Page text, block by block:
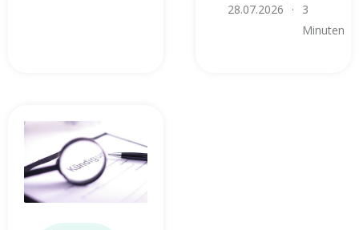
28.07.2026 ·
3
Minuten